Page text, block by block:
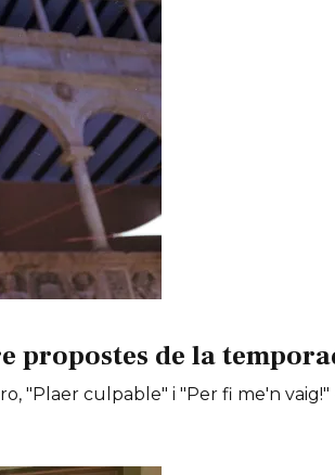
propostes de la
"Plaer culpable" i "Per fi me'n